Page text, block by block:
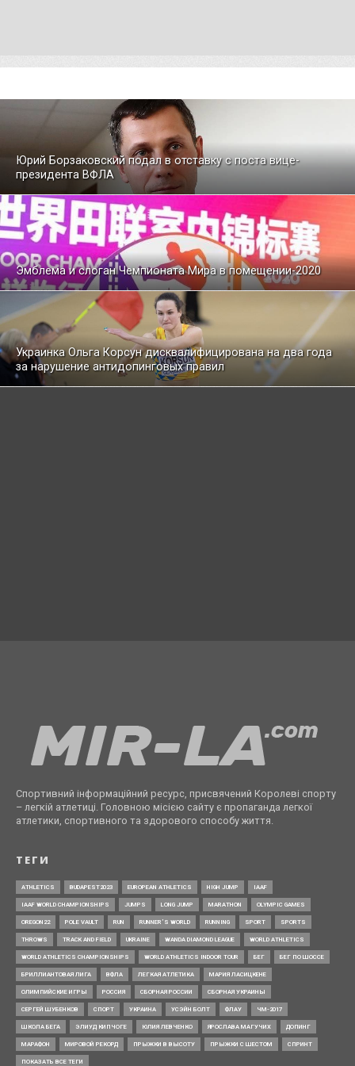
Юрий Борзаковский подал в отставку с поста вице-
президента ВФЛА
Эмблема и слоган Чемпионата Мира в помещении-2020
Украинка Ольга Корсун дисквалифицирована на два года
за нарушение антидопинговых правил
Спортивний інформаційний ресурс, присвячений Королеві спорту
– легкій атлетиці. Головною місією сайту є пропаганда легкої
атлетики, спортивного та здорового способу життя.
ТЕГИ
ATHLETICS BUDAPEST2023 EUROPEAN ATHLETICS HIGH JUMP IAAF
IAAF WORLD CHAMPIONSHIPS JUMPS LONG JUMP MARATHON OLYMPIC GAMES
OREGON22 POLE VAULT RUN RUNNER’S WORLD RUNNING SPORT SPORTS
THROWS TRACK AND FIELD UKRAINE WANDA DIAMOND LEAGUE WORLD ATHLETICS
WORLD ATHLETICS CHAMPIONSHIPS WORLD ATHLETICS INDOOR TOUR БЕГ БЕГ ПО ШОССЕ
БРИЛЛИАНТОВАЯ ЛИГА ВФЛА ЛЕГКАЯ АТЛЕТИКА МАРИЯ ЛАСИЦКЕНЕ
ОЛИМПИЙСКИЕ ИГРЫ РОССИЯ СБОРНАЯ РОССИИ СБОРНАЯ УКРАИНЫ
СЕРГЕЙ ШУБЕНКОВ СПОРТ УКРАИНА УСЭЙН БОЛТ ФЛАУ ЧМ-2017
ШКОЛА БЕГА ЭЛИУД КИПЧОГЕ ЮЛИЯ ЛЕВЧЕНКО ЯРОСЛАВА МАГУЧИХ ДОПИНГ
МАРАФОН МИРОВОЙ РЕКОРД ПРЫЖКИ В ВЫСОТУ ПРЫЖКИ С ШЕСТОМ СПРИНТ
ПОКАЗАТЬ ВСЕ ТЕГИ